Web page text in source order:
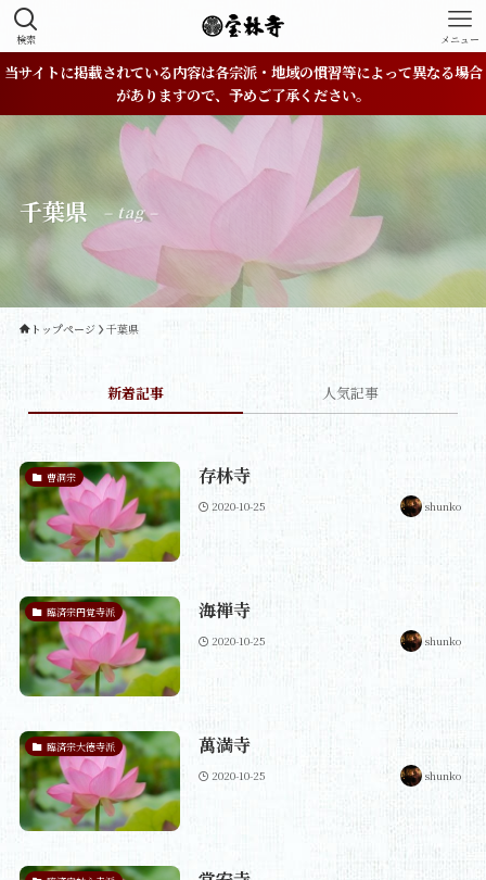
検索 メニュー
当サイトに掲載されている内容は各宗派・地域の慣習等によって異なる場合
がありますので、予めご了承ください。
千葉県 – tag –
トップページ 千葉県
新着記事 人気記事
曹洞宗 存林寺
2020-10-25 shunko
臨済宗円覚寺派 海禅寺
2020-10-25 shunko
臨済宗大徳寺派 萬満寺
2020-10-25 shunko